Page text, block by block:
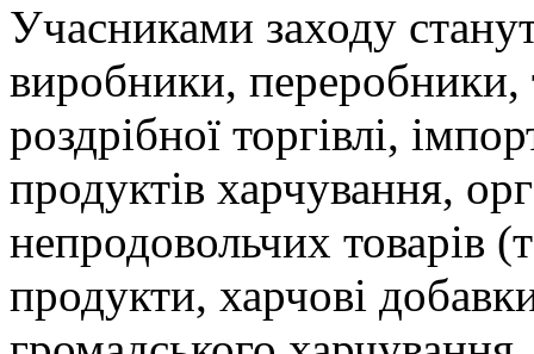
Учасниками заходу
виробники, переробники,
роздрібної торгівлі,
продуктів харчування,
непродовольчих товарів
продукти, харчові